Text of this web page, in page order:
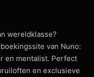
wereldklasse?
van Nuno:
en mentalist. Perfect
en exclusieve